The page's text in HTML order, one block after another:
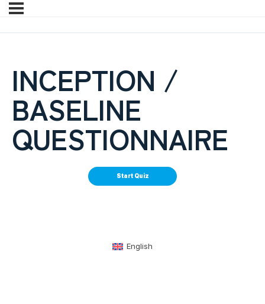
INCEPTION /
BASELINE
QUESTIONNAIRE
English